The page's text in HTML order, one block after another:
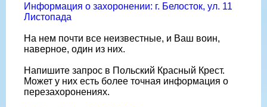
Информация о захоронении: г. Белосток, ул. 11
Листопада
На нем почти все неизвестные, и Ваш воин,
наверное, один из них.
Напишите запрос в Польский Красный Крест.
Может у них есть более точная информация о
перезахоронениях.